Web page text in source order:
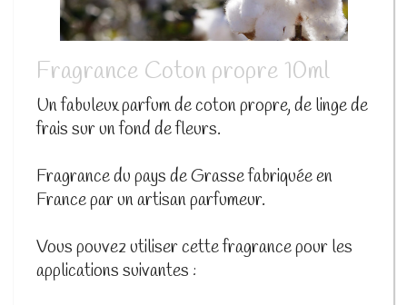
Fragrance Coton propre 10ml
Un fabuleux parfum de coton propre, de linge de
frais sur un fond de fleurs.
Fragrance du pays de Grasse fabriquée en
France par un artisan parfumeur.
Vous pouvez utiliser cette fragrance pour les
applications suivantes :